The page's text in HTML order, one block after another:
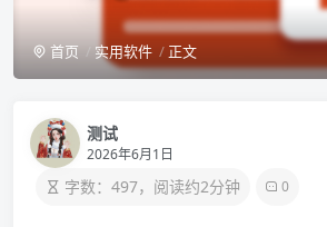
首页 实用软件 正文
测试
2026年6月1日
字数：497，阅读约2分钟 0